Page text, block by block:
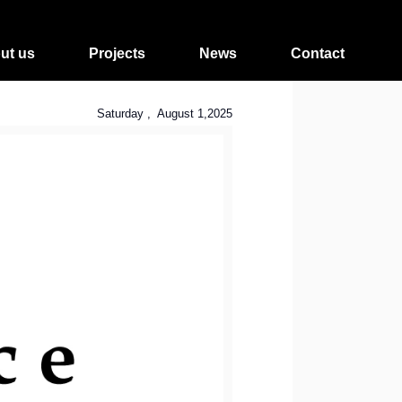
us Projects News Contact
Saturday , August 1,2025